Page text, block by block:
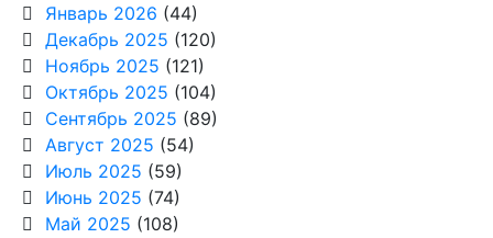
Январь 2026 (44)
Декабрь 2025 (120)
Ноябрь 2025 (121)
Октябрь 2025 (104)
Сентябрь 2025 (89)
Август 2025 (54)
Июль 2025 (59)
Июнь 2025 (74)
Май 2025 (108)